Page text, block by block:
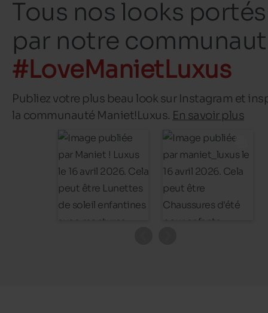
Tous nos looks portés
par notre
#LoveManietLuxus
Publiez votre plus beau look sur Instagram et
la communauté Maniet!Luxus. En savoir plus